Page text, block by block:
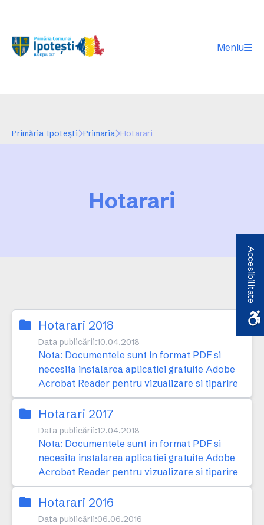
Meniu
Primăria Ipotești Primaria Hotarari
Hotarari
Hotarari 2018
Data publicării:10.04.2018
Nota: Documentele sunt in format PDF si
necesita instalarea aplicatiei gratuite Adobe
Acrobat Reader pentru vizualizare si tiparire
Hotarari 2017
Data publicării:12.04.2018
Nota: Documentele sunt in format PDF si
necesita instalarea aplicatiei gratuite Adobe
Acrobat Reader pentru vizualizare si tiparire
Hotarari 2016
Data publicării:06.06.2016
Accesibilitate